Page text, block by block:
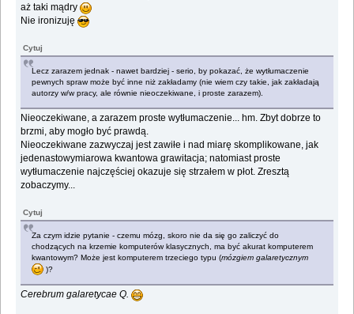
aż taki mądry
Nie ironizuję
Cytuj
Lecz zarazem jednak - nawet bardziej - serio, by pokazać, że wytłumaczenie
pewnych spraw może być inne niż zakładamy (nie wiem czy takie, jak zakładają
autorzy w/w pracy, ale równie nieoczekiwane, i proste zarazem).
Nieoczekiwane, a zarazem proste wytłumaczenie... hm. Zbyt dobrze to
brzmi, aby mogło być prawdą.
Nieoczekiwane zazwyczaj jest zawiłe i nad miarę skomplikowane, jak
jedenastowymiarowa kwantowa grawitacja; natomiast proste
wytłumaczenie najczęściej okazuje się strzałem w płot. Zresztą
zobaczymy...
Cytuj
Za czym idzie pytanie - czemu mózg, skoro nie da się go zaliczyć do
chodzących na krzemie komputerów klasycznych, ma być akurat komputerem
kwantowym? Może jest komputerem trzeciego typu (mózgiem galaretycznym
)?
Cerebrum galaretycae Q.